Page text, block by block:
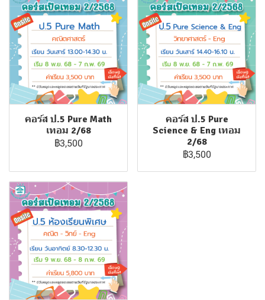
คอร์ส ป.5 Pure Math
เทอม 2/68
฿3,500
คอร์ส ป.5 Pure
Science & Eng เทอม
2/68
฿3,500